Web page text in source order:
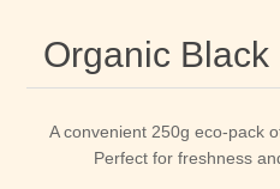
Organic
A convenient 250g eco-pack
Perfect for freshness